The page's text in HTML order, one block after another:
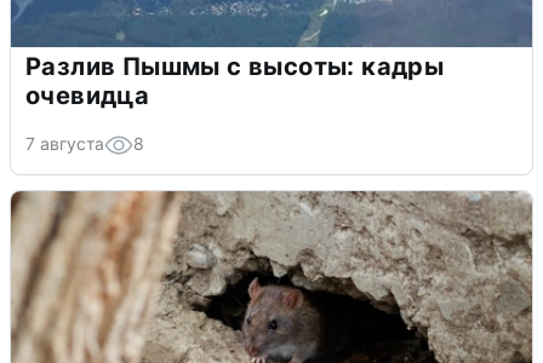
Разлив Пышмы с высоты: кадры
очевидца
7 августа 8